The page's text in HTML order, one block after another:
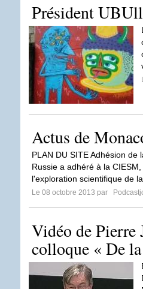
Président
Actus de
PLAN DU SITE Adhésion de
Russie a adhéré à la
l'exploration scientifique de
Le 08 octobre 2013 par
Vidéo de
colloque « De